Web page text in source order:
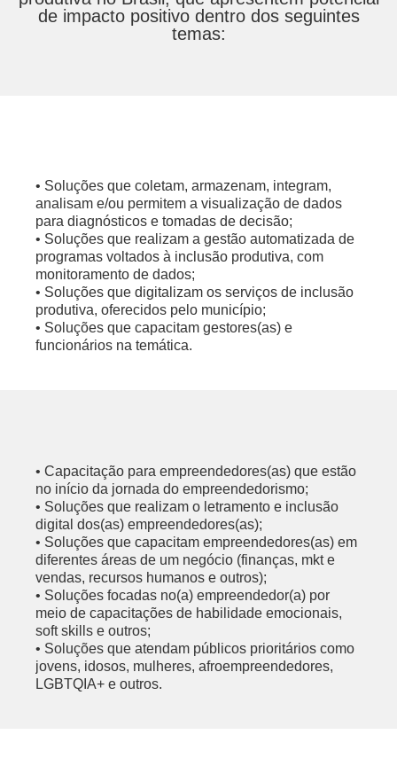
de impacto positivo dentro dos seguintes
temas:
• Soluções que coletam, armazenam, integram,
analisam e/ou permitem a visualização de dados
para diagnósticos e tomadas de decisão;
• Soluções que realizam a gestão automatizada de
programas voltados à inclusão produtiva, com
monitoramento de dados;
• Soluções que digitalizam os serviços de inclusão
produtiva, oferecidos pelo município;
• Soluções que capacitam gestores(as) e
funcionários na temática.
• Capacitação para empreendedores(as) que estão
no início da jornada do empreendedorismo;
• Soluções que realizam o letramento e inclusão
digital dos(as) empreendedores(as);
• Soluções que capacitam empreendedores(as) em
diferentes áreas de um negócio (finanças, mkt e
vendas, recursos humanos e outros);
• Soluções focadas no(a) empreendedor(a) por
meio de capacitações de habilidade emocionais,
soft skills e outros;
• Soluções que atendam públicos prioritários como
jovens, idosos, mulheres, afroempreendedores,
LGBTQIA+ e outros.